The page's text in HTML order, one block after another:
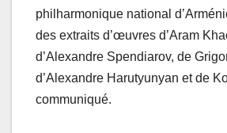
philharmonique national
des extraits d’œuvres d’Aram
d’Alexandre Spendiarov, de
d’Alexandre Harutyunyan et de
communiqué.